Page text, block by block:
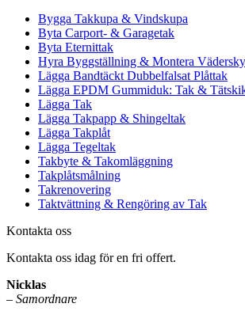
Bygga Takkupa & Vindskupa
Byta Carport- & Garagetak
Byta Eternittak
Hyra Byggställning & Montera
Lägga Bandtäckt Dubbelfalsat Plåttak
Lägga EPDM Gummiduk: Tak &
Lägga Tak
Lägga Takpapp & Shingeltak
Lägga Takplåt
Lägga Tegeltak
Takbyte & Takomläggning
Takplåtsmålning
Takrenovering
Taktvättning & Rengöring av Tak
Kontakta oss
Kontakta oss idag för en fri offert.
Nicklas
– Samordnare